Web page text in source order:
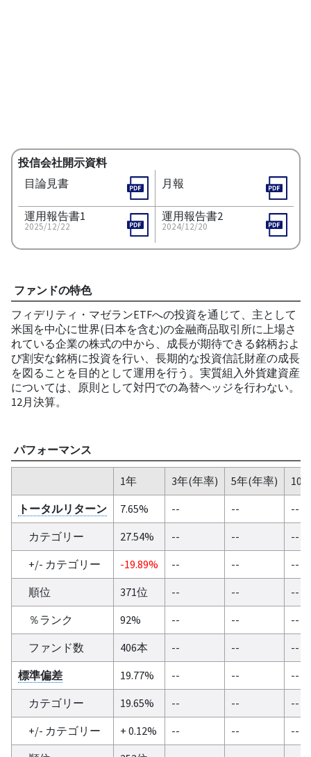
投信会社開示資料
目論見書
月報
運用報告書1
2025/12/22
運用報告書2
2024/12/20
ファンドの特色
フィデリティ・マゼランETFへの投資を通じて、主として
米国を中心に世界(日本を含む)の金融商品取引所に上場さ
れている企業の株式の中から、成長が期待できる銘柄およ
び割安な銘柄に投資を行い、長期的な投資信託財産の成長
を図ることを目的として運用を行う。実質組入外貨建資産
については、原則として対円での為替ヘッジを行わない。
12月決算。
パフォーマンス
1年 3年(年率) 5年(年率)
10
トータルリターン
7.65% -- --
--
カテゴリー
27.54% -- --
--
+/- カテゴリー
-19.89% -- --
--
順位
371位 -- --
--
％ランク
92% -- --
--
ファンド数
406本 -- --
--
標準偏差
19.77% -- --
--
カテゴリー
19.65% -- --
--
+/- カテゴリー
+ 0.12% -- --
--